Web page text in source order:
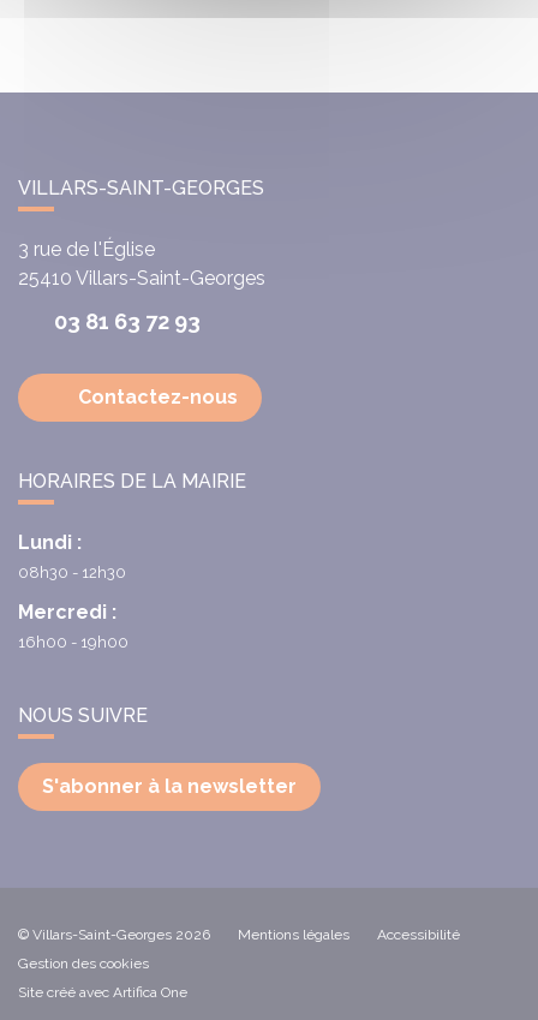
VILLARS-SAINT-GEORGES
3 rue de l'Église
25410 Villars-Saint-Georges
03 81 63 72 93
Contactez-nous
HORAIRES DE LA MAIRIE
Lundi :
08h30 - 12h30
Mercredi :
16h00 - 19h00
NOUS SUIVRE
S'abonner à la newsletter
© Villars-Saint-Georges 2026 Mentions légales
Accessibilité
Gestion des cookies
Site créé avec Artifica One